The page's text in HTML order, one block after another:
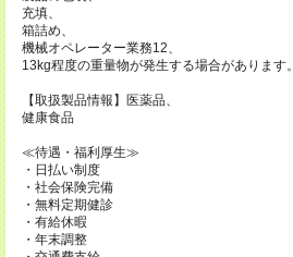
充填、
箱詰め、
機械オペレーター業務12、
13kg程度の重量物が発生する場合があります。
【取扱製品情報】医薬品、
健康食品
≪待遇・福利厚生≫
・日払い制度
・社会保険完備
・無料定期健診
・有給休暇
・年末調整